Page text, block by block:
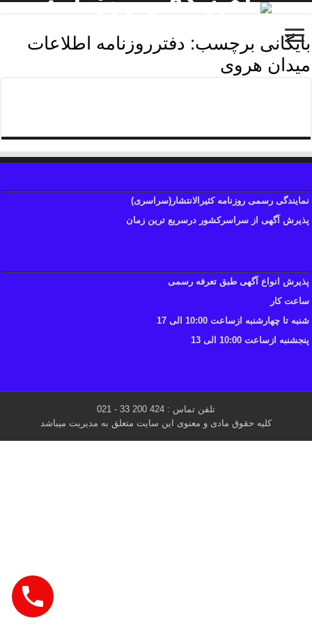
بایگانی برچسب: دفترروزنامه اطلاعات
میدان هروی
نمایندگی رسمی روزنامه کثیرالانتشار(سراسری)
پذیرش آگهی از سراسرکشور درسریع ترین زمان
پذیرش انواع آگهی طبق تعرفه رسمی
ساعت کار
شنبه تا چهارشنبه ازساعت 10:00 الی 17
پنجشنبه ازساعت 10:00 الی 13
تلفن تماس : 424 200 33 - 021
کلیه حقوق مادی و معنوی این سایت متعلق به مدیریت میباشد